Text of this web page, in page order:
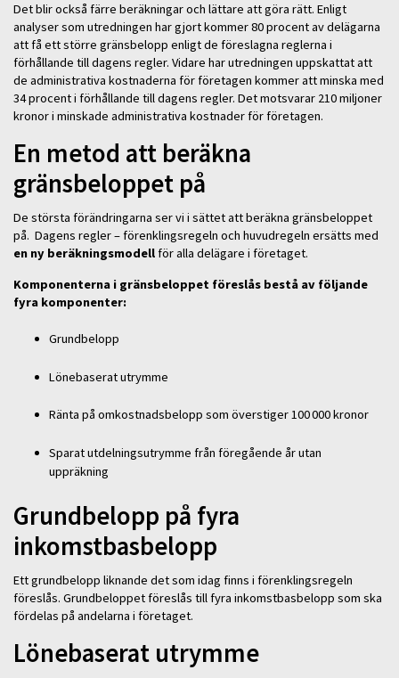
Det blir också färre beräkningar och lättare att göra rätt. Enligt
analyser som utredningen har gjort kommer 80 procent av delägarna
att få ett större gränsbelopp enligt de föreslagna reglerna i
förhållande till dagens regler. Vidare har utredningen uppskattat att
de administrativa kostnaderna för företagen kommer att minska med
34 procent i förhållande till dagens regler. Det motsvarar 210 miljoner
kronor i minskade administrativa kostnader för företagen.
En metod att beräkna
gränsbeloppet på
De största förändringarna ser vi i sättet att beräkna gränsbeloppet
på. Dagens regler – förenklingsregeln och huvudregeln ersätts med
en ny beräkningsmodellför alla delägare i företaget.
Komponenterna i gränsbeloppet föreslås bestå av följande
fyra komponenter:
Grundbelopp
Lönebaserat utrymme
Ränta på omkostnadsbelopp som överstiger 100 000 kronor
Sparat utdelningsutrymme från föregående år utan
uppräkning
Grundbelopp på fyra
inkomstbasbelopp
Ett grundbelopp liknande det som idag finns i förenklingsregeln
föreslås. Grundbeloppet föreslås till fyra inkomstbasbelopp som ska
fördelas på andelarna i företaget.
Lönebaserat utrymme